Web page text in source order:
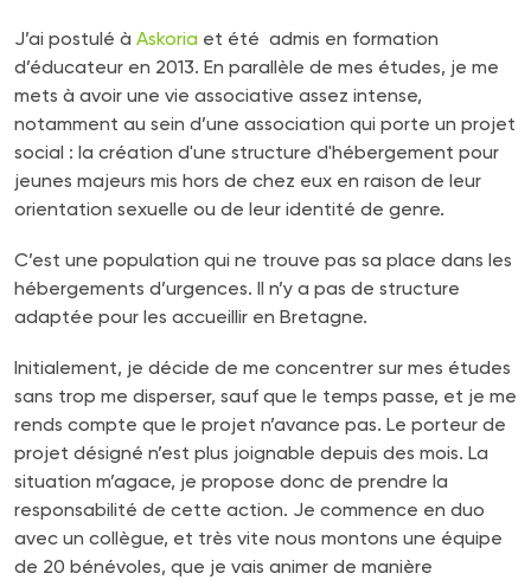
J’ai postulé à Askoria et été admis en formation
d’éducateur en 2013. En parallèle de mes études, je me
mets à avoir une vie associative assez intense,
notamment au sein d’une association qui porte un projet
social : la création d'une structure d'hébergement pour
jeunes majeurs mis hors de chez eux en raison de leur
orientation sexuelle ou de leur identité de genre.
C’est une population qui ne trouve pas sa place dans les
hébergements d’urgences. Il n’y a pas de structure
adaptée pour les accueillir en Bretagne.
Initialement, je décide de me concentrer sur mes études
sans trop me disperser, sauf que le temps passe, et je me
rends compte que le projet n’avance pas. Le porteur de
projet désigné n’est plus joignable depuis des mois. La
situation m’agace, je propose donc de prendre la
responsabilité de cette action. Je commence en duo
avec un collègue, et très vite nous montons une équipe
de 20 bénévoles, que je vais animer de manière